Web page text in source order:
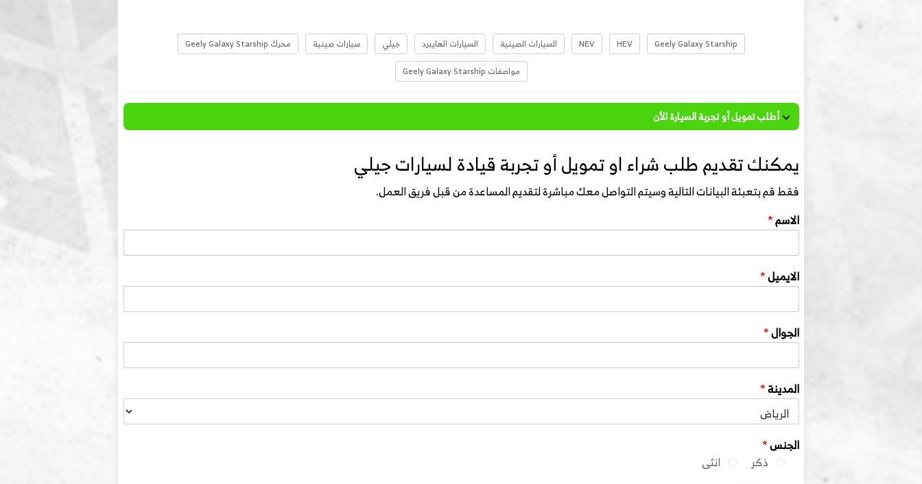
Geely Galaxy Starship
HEV
NEV السيارات الصينية السيارات الهايبرد جيلي سيارات صينية
محرك Geely Galaxy Starship
مواصفات Geely Galaxy Starship
أطلب تمويل أو تجربة السيارة الأن
يمكنك تقديم طلب شراء او تمويل أو تجربة قيادة لسيارات جيلي
فقط قم بتعبئة البيانات التالية وسيتم التواصل معك مباشرة لتقديم المساعدة من قبل فريق العمل.
الاسم*
الايميل*
الجوال*
المدينة*
الجنس*
ذكر
انثى